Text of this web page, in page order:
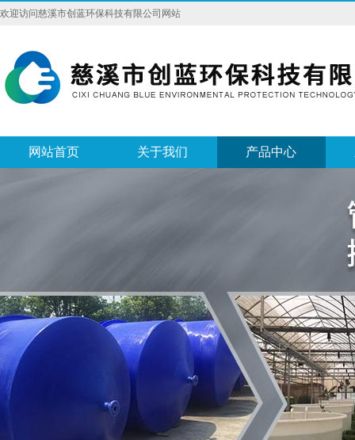
欢迎访问慈溪市创蓝环保科技有限公司网站
网站首页 关于我们 产品中心